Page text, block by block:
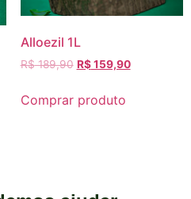
Alloezil 1L
R$189,90 R$159,90
Comprar produto